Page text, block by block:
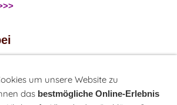
um unsere Website zu
das bestmögliche Online-Erlebnis